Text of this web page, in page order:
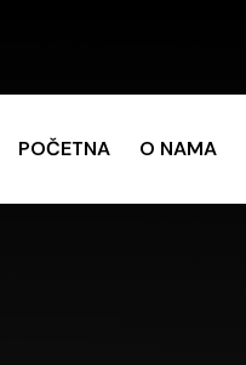
POČETNA O NAMA